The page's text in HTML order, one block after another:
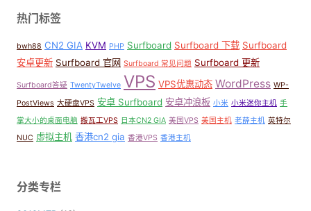
热门标签
bwh88 CN2 GIA KVM PHP Surfboard Surfboard 下载 Surfboard
安卓更新 Surfboard 官网 Surfboard 常见问题 Surfboard 更新
Surfboard答疑 TwentyTwelve VPS VPS优惠动态 WordPress WP-
PostViews 大硬盘VPS 安卓 Surfboard 安卓冲浪板 小米 小米迷你主机 手
掌大小的桌面电脑 搬瓦工VPS 日本CN2 GIA 美国VPS 美国主机 老薛主机 英特尔
NUC 虚拟主机 香港cn2 gia 香港VPS 香港主机
分类专栏